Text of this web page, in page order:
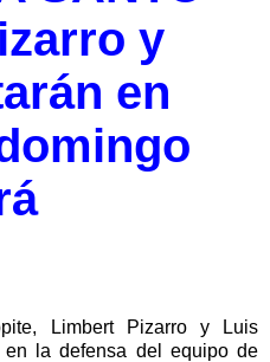
y
en
Limbert Pizarro y Luis
en la defensa del equipo de